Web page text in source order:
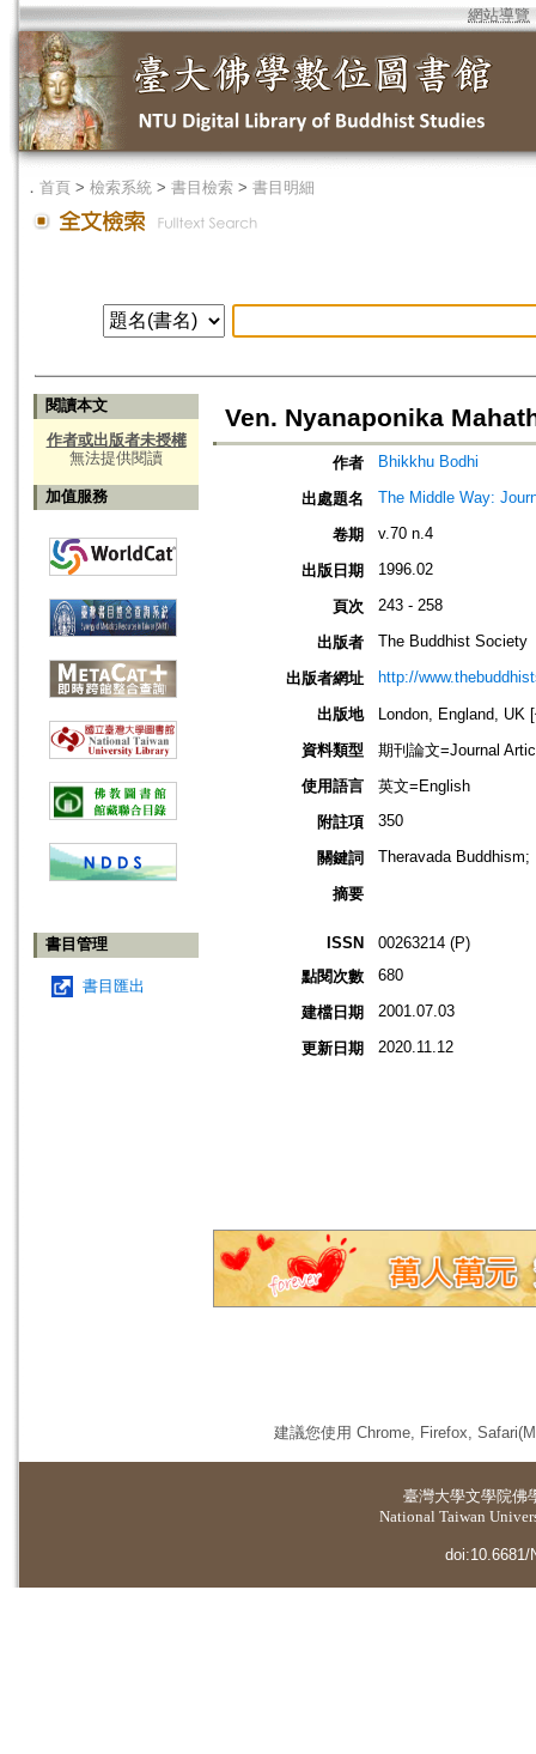
網站導覽
． 首頁 > 檢索系統 > 書目檢索 > 書目明細
閱讀本文
作者或出版者未授權
無法提供閱讀
加值服務
書目管理
書目匯出
Ven. Nyanaponika
作者 Bhikkhu Bodhi
出處題名 The Middle Way:
卷期 v.70 n.4
出版日期 1996.02
頁次 243 - 258
出版者 The Buddhist Society
出版者網址 http://
出版地
London, England, UK
資料類型
期刊論文=Journal
使用語言
英文=English
附註項
350
關鍵詞 Theravada
摘要
ISSN
00263214 (P)
點閱次數
680
建檔日期 2001.07.03
更新日期 2020.11.12
建議您使用 Chrome, Firefox,
臺灣大學文學院佛
National Taiwan
doi:10.6681/